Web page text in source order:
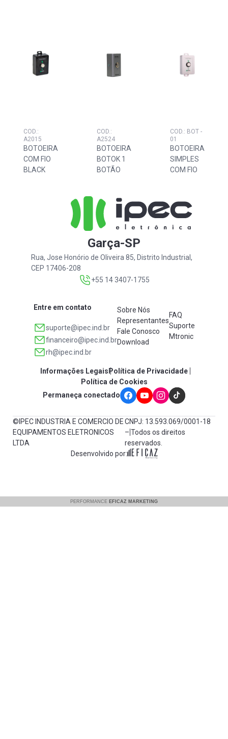
COD.:
A2015
BOTOEIRA
COM FIO
BLACK
COD.:
A2524
BOTOEIRA
BOTOK 1
BOTÃO
COD.: BOT -
01
BOTOEIRA
SIMPLES
COM FIO
Garça-SP
Rua, Jose Honório de Oliveira 85, Distrito Industrial,
CEP 17406-208
+55 14 3407-1755
Entre em contato
suporte@ipec.ind.br
financeiro@ipec.ind.br
rh@ipec.ind.br
Sobre Nós
Representantes
Fale Conosco
Download
FAQ
Suporte
Mtronic
Informações LegaisPolítica de Privacidade
Política de Cookies
Permaneça conectado
©IPEC INDUSTRIA E COMERCIO DE
EQUIPAMENTOS ELETRONICOS
LTDA
CNPJ: 13.593.069/0001-18
– Todos os direitos
reservados.
Desenvolvido por: